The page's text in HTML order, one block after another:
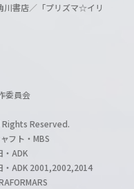
川書店／「プリズマ☆イリ
委員会
Rights Reserved.
フト・MBS
ADK
ADK 2001,2002,2014